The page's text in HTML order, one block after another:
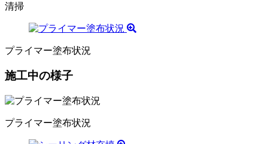
清掃
プライマー塗布状況
施工中の様子
プライマー塗布状況